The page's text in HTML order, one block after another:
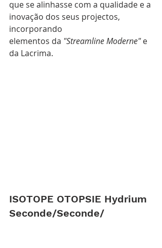
que se alinhasse com a qualidade e a
inovação dos seus projectos,
incorporando
elementos da "Streamline Moderne" e
da Lacrima.
ISOTOPE OTOPSIE Hydrium
Seconde/Seconde/